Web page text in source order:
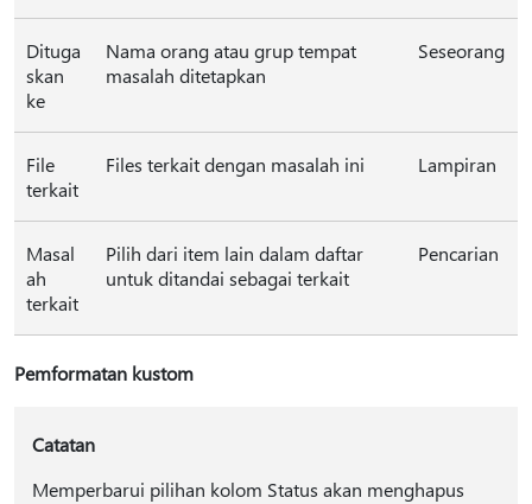
Dituga
skan
ke
Nama orang atau grup tempat
masalah ditetapkan
Seseorang
File
terkait
Files terkait dengan masalah ini Lampiran
Masal
ah
terkait
Pilih dari item lain dalam daftar
untuk ditandai sebagai terkait
Pencarian
Pemformatan kustom
Catatan
Memperbarui pilihan kolom Status akan menghapus